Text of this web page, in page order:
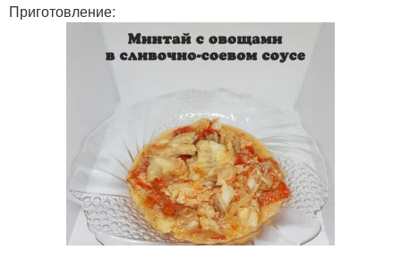
Приготовление: